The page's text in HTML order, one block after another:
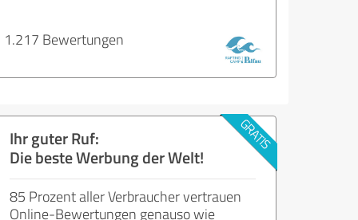
1.217 Bewertungen
Ihr guter Ruf:
Die beste Werbung der Welt!
85 Prozent aller Verbraucher vertrauen
Online-Bewertungen genauso wie